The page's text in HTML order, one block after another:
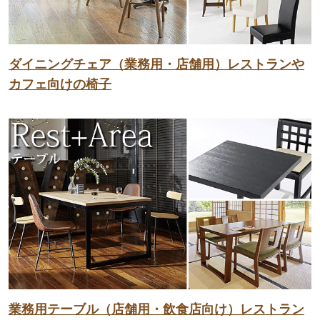
ダイニングチェア（業務用・店舗用）レストランや
カフェ向けの椅子
業務用テーブル（店舗用・飲食店向け）レストラン